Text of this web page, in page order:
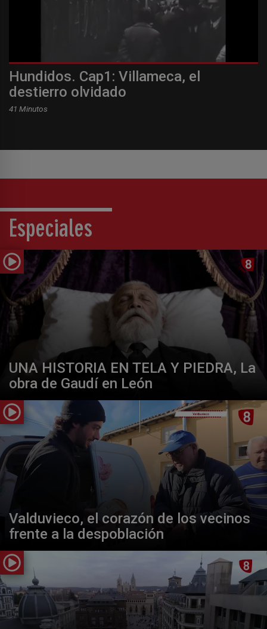
Hundidos. Cap1: Villameca, el
destierro olvidado
41 Minutos
Especiales
UNA HISTORIA EN TELA Y PIEDRA, La
obra de Gaudí en León
Valduvieco, el corazón de los vecinos
frente a la despoblación